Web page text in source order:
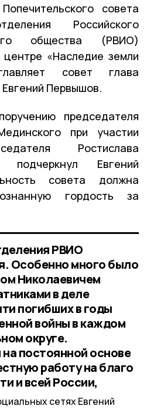
совета
Российского
общества (РВИО)
«Наследие земли
совет глава
Первышов.
председателя
при участии
Ростислава
Евгений
совета должна
гордость за
РВИО
Особенно много было
Николаевичем
в деле
погибших в годы
войны в каждом
округе.
постоянной основе
работу на благо
и всей России,
сетях Евгений